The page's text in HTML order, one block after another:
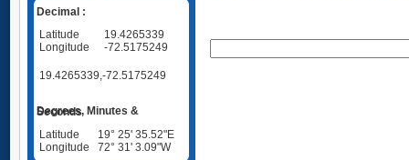
Decimal :
Latitude
19.4265339
Longitude
-72.5175249
19.4265339,-72.5175249
Degrees, Minutes & Seconds
Latitude
19° 25' 35.52"E
Longitude
72° 31' 3.09"W